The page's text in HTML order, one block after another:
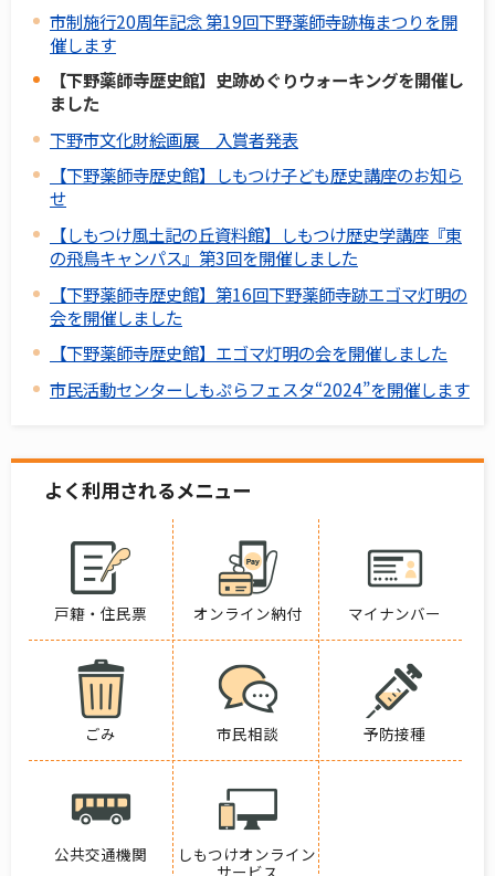
市制施行20周年記念 第19回下野薬師寺跡梅まつりを開
催します
【下野薬師寺歴史館】史跡めぐりウォーキングを開催し
ました
下野市文化財絵画展 入賞者発表
【下野薬師寺歴史館】しもつけ子ども歴史講座のお知ら
せ
【しもつけ風土記の丘資料館】しもつけ歴史学講座『東
の飛鳥キャンパス』第3回を開催しました
【下野薬師寺歴史館】第16回下野薬師寺跡エゴマ灯明の
会を開催しました
【下野薬師寺歴史館】エゴマ灯明の会を開催しました
市民活動センターしもぷらフェスタ“2024”を開催します
よく利用されるメニュー
戸籍・住民票 オンライン納付 マイナンバー
ごみ 市民相談 予防接種
公共交通機関
しもつけオンライン
サービス